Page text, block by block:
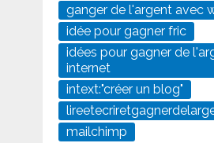
ganger de l'argent avec
idée pour gagner fric
idées pour gagner de
internet
intext:"créer un blog"
mailchimp